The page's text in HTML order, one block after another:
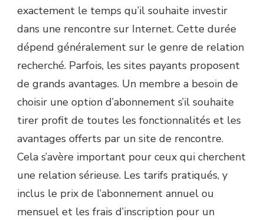
exactement le temps qu’il souhaite investir
dans une rencontre sur Internet. Cette durée
dépend généralement sur le genre de relation
recherché. Parfois, les sites payants proposent
de grands avantages. Un membre a besoin de
choisir une option d’abonnement s’il souhaite
tirer profit de toutes les fonctionnalités et les
avantages offerts par un site de rencontre.
Cela s’avère important pour ceux qui cherchent
une relation sérieuse. Les tarifs pratiqués, y
inclus le prix de l’abonnement annuel ou
mensuel et les frais d’inscription pour un